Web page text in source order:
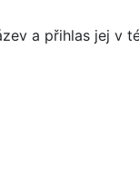
a přihlas jej v